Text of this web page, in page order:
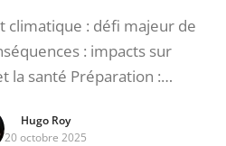
climatique : défi majeur de
: impacts sur
la santé Préparation :…
Hugo Roy
20 octobre 2025